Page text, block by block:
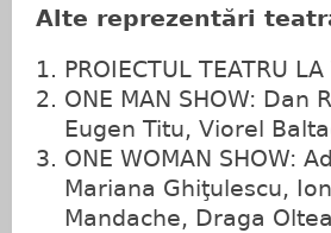
Alte reprezentări
PROIECTUL TEATRU
ONE MAN SHOW: Dan
Eugen Titu, Viorel
ONE WOMAN SHOW:
Mariana Ghiţulescu,
Mandache, Draga